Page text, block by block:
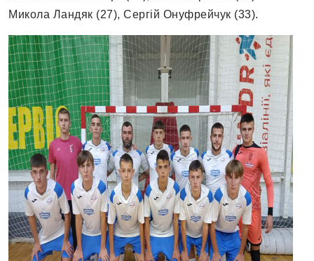
Микола Ландяк (27), Сергій Онуфрейчук (33).